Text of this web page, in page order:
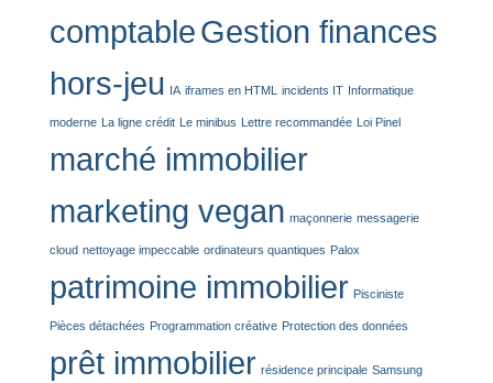
comptableGestion finances
hors-jeu
IA iframes en HTML incidents IT Informatique
moderne La ligne crédit Le minibus Lettre recommandée Loi Pinel
marché immobilier
marketing vegan maçonnerie messagerie
cloud nettoyage impeccable ordinateurs quantiques Palox
patrimoine immobilier Pisciniste
Pièces détachées Programmation créative Protection des données
prêt immobilier résidence principale Samsung